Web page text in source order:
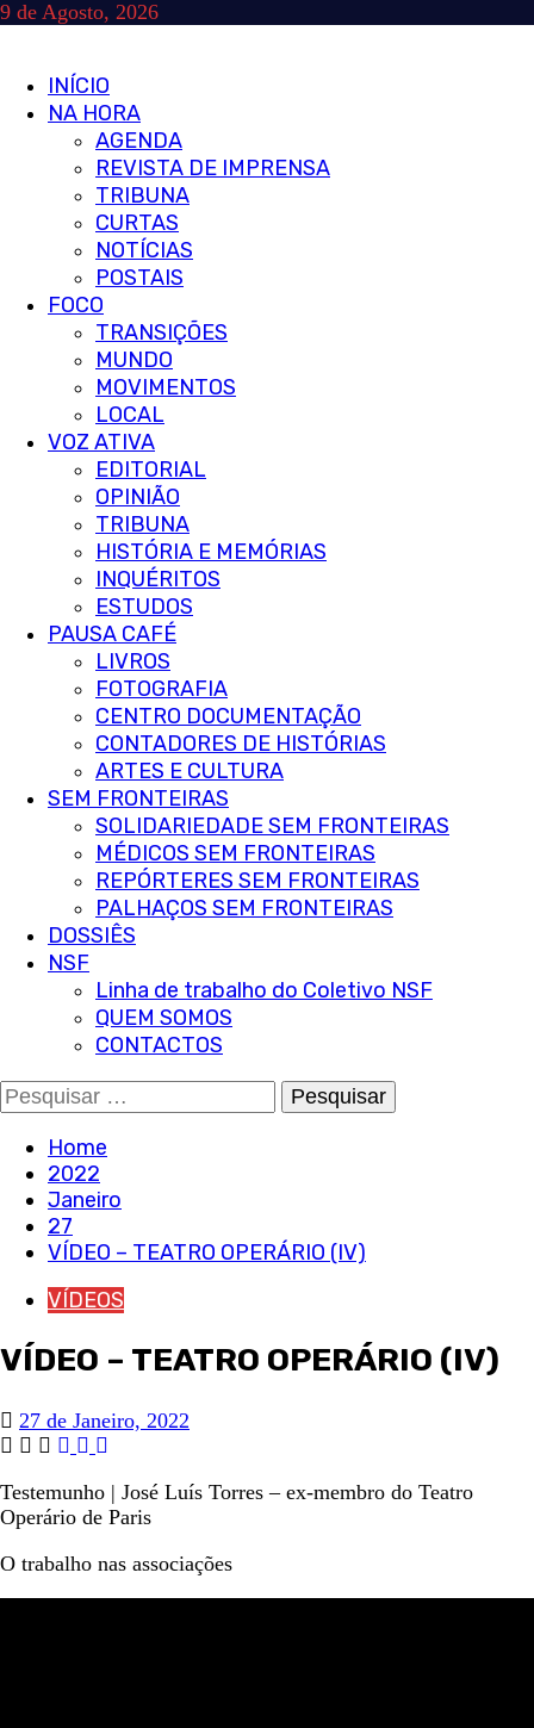
Skip
9 de Agosto, 2026
Primary
Menu
INÍCIO
NA HORA
AGENDA
REVISTA DE IMPRENSA
TRIBUNA
CURTAS
NOTÍCIAS
POSTAIS
FOCO
TRANSIÇÕES
MUNDO
MOVIMENTOS
LOCAL
VOZ ATIVA
EDITORIAL
OPINIÃO
TRIBUNA
HISTÓRIA E MEMÓRIAS
INQUÉRITOS
ESTUDOS
PAUSA CAFÉ
LIVROS
FOTOGRAFIA
CENTRO DOCUMENTAÇÃO
CONTADORES DE HISTÓRIAS
ARTES E CULTURA
SEM FRONTEIRAS
SOLIDARIEDADE SEM FRONTEIRAS
MÉDICOS SEM FRONTEIRAS
REPÓRTERES SEM FRONTEIRAS
PALHAÇOS SEM FRONTEIRAS
DOSSIÊS
NSF
Linha de trabalho do Coletivo NSF
QUEM SOMOS
CONTACTOS
Pesquisar
por:
Home
2022
Janeiro
27
VÍDEO – TEATRO OPERÁRIO (IV)
VÍDEOS
VÍDEO – TEATRO OPERÁRIO (IV)
27 de Janeiro, 2022
Testemunho | José Luís Torres – ex-membro do Teatro
Operário de Paris
O trabalho nas associações